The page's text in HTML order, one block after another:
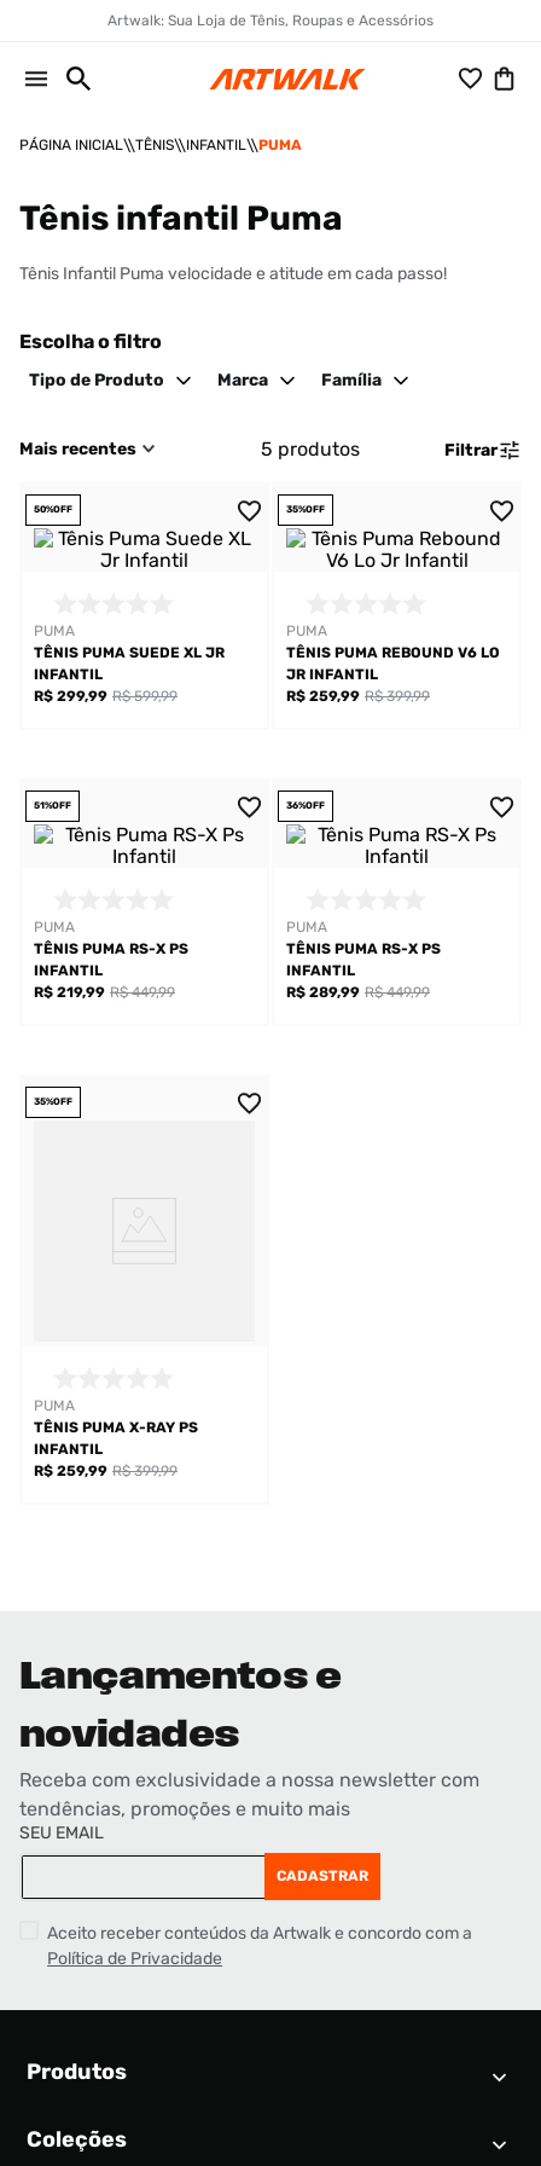
Artwalk: Sua Loja de Tênis, Roupas e Acessórios
TÊNIS INFANTIL PUMA
Tênis infantil Puma
Tênis Infantil Puma velocidade e atitude em cada passo!
Escolha o filtro
Tipo de Produto Marca Família
Mais recentes 5 produtos Filtrar
50%OFF
PUMA
TÊNIS PUMA SUEDE XL JR
INFANTIL
R$ 299,99 R$ 599,99
35%OFF
PUMA
TÊNIS PUMA REBOUND V6 LO
JR INFANTIL
R$ 259,99 R$ 399,99
51%OFF
PUMA
TÊNIS PUMA RS-X PS
INFANTIL
R$ 219,99 R$ 449,99
36%OFF
PUMA
TÊNIS PUMA RS-X PS
INFANTIL
R$ 289,99 R$ 449,99
35%OFF
PUMA
TÊNIS PUMA X-RAY PS
INFANTIL
R$ 259,99 R$ 399,99
Lançamentos e
novidades
Receba com exclusividade a nossa newsletter com
tendências, promoções e muito mais
SEU EMAIL
CADASTRAR
Aceito receber conteúdos da Artwalk e concordo com a
Política de Privacidade
Produtos
Calendário SNEAKER
Coleções